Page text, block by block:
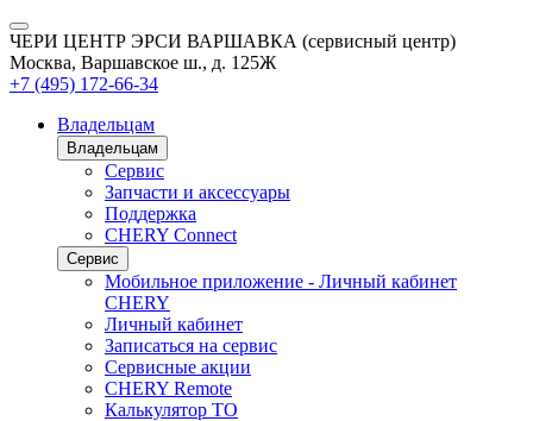
ЧЕРИ ЦЕНТР ЭРСИ ВАРШАВКА (сервисный центр)
Москва, Варшавское ш., д. 125Ж
+7 (495) 172-66-34
Владельцам
Владельцам
Сервис
Запчасти и аксессуары
Поддержка
CHERY Connect
Сервис
Мобильное приложение - Личный кабинет
CHERY
Личный кабинет
Записаться на сервис
Сервисные акции
CHERY Remote
Калькулятор ТО